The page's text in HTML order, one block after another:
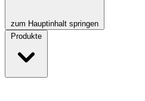
zum Hauptinhalt springen
Produkte